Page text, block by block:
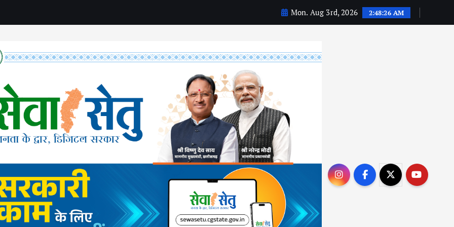
Mon. Aug 3rd, 2026 2:48:27 AM